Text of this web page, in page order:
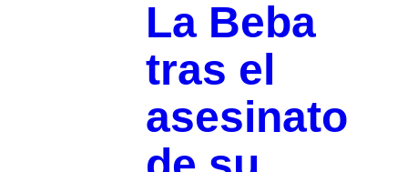
La Beba
tras el
asesinato